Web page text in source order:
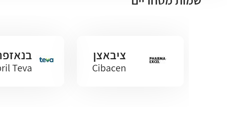
ציבאצן
Cibacen
Teva